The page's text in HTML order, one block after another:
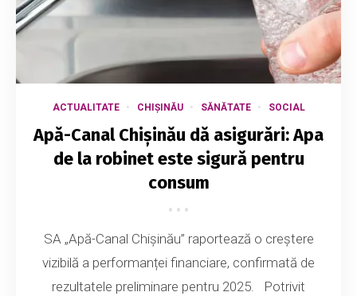
ACTUALITATE CHIȘINĂU SĂNĂTATE SOCIAL
Apă-Canal Chișinău dă asigurări: Apa
de la robinet este sigură pentru
consum
SA „Apă-Canal Chișinău” raportează o creștere
vizibilă a performanței financiare, confirmată de
rezultatele preliminare pentru 2025. Potrivit